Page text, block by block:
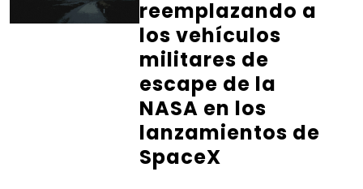
reemplazando a
los vehículos
militares de
escape de la
NASA en los
lanzamientos de
SpaceX